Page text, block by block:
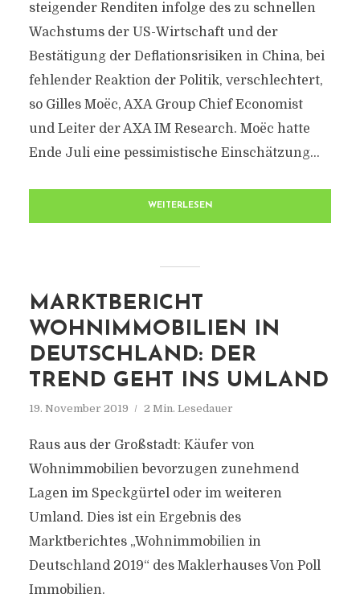
steigender Renditen infolge des zu schnellen
Wachstums der US-Wirtschaft und der
Bestätigung der Deflationsrisiken in China, bei
fehlender Reaktion der Politik, verschlechtert,
so Gilles Moëc, AXA Group Chief Economist
und Leiter der AXA IM Research. Moëc hatte
Ende Juli eine pessimistische Einschätzung...
WEITERLESEN
MARKTBERICHT
WOHNIMMOBILIEN IN
DEUTSCHLAND: DER
TREND GEHT INS UMLAND
19. November 2019 2 Min. Lesedauer
Raus aus der Großstadt: Käufer von
Wohnimmobilien bevorzugen zunehmend
Lagen im Speckgürtel oder im weiteren
Umland. Dies ist ein Ergebnis des
Marktberichtes „Wohnimmobilien in
Deutschland 2019“ des Maklerhauses Von Poll
Immobilien.